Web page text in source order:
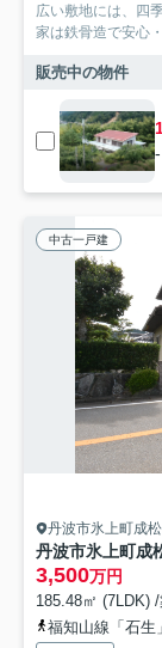
広い敷地には、四
家は鉄骨造で安心
販売中の物件
中古一戸建
丹波市氷上町成松
丹波市氷上町成
3,500万円
185.48㎡ (7LDK)
福知山線「石生